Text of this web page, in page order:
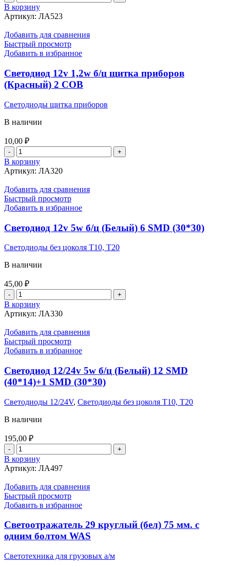
товара
Лампа
галогенная
НS1
12v
35/35w
12636
В корзину
Артикул: ЛА523
Добавить для сравнения
Быстрый просмотр
Добавить в избранное
Светодиод 12v 1,2w б/ц щитка приборов
(Красный) 2 COB
Светодиоды щитка приборов
В наличии
10,00 ₽
Количество
товара
Светодиод
12v
1,2w
б/
ц
(Красный)
COB
В корзину
Артикул: ЛА320
Добавить для сравнения
Быстрый просмотр
Добавить в избранное
Светодиод 12v 5w б/ц (Белый) 6 SMD (30*30)
Светодиоды без цоколя T10, T20
В наличии
45,00 ₽
Количество
товара
Светодиод
12v
5w
б/
ц
SMD
(30*30)
В корзину
Артикул: ЛА330
Добавить для сравнения
Быстрый просмотр
Добавить в избранное
Светодиод 12/24v 5w б/ц (Белый) 12 SMD
(40*14)+1 SMD (30*30)
Светодиоды 12/24V, Светодиоды без цоколя T10, T20
В наличии
195,00 ₽
Количество
товара
Светодиод
12/24v
5w
б/
ц
12
SMD
(40*14)+1
(30*30)
В корзину
Артикул: ЛА497
Добавить для сравнения
Быстрый просмотр
Добавить в избранное
Светоотражатель 29 круглый (бел) 75 мм. с
одним болтом WAS
Светотехника для грузовых а/м